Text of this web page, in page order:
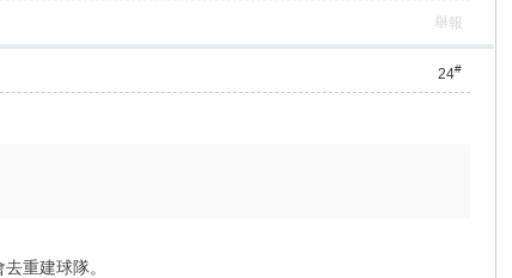
舉報
24#
重建球隊。